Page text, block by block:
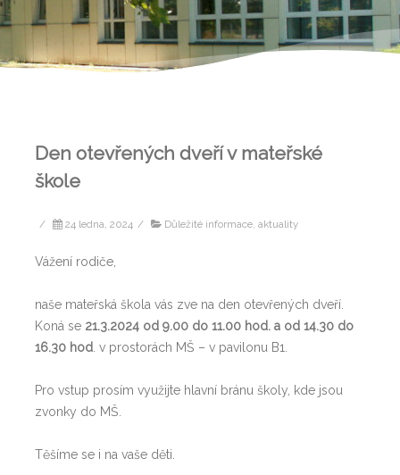
Den otevřených dveří v mateřské
škole
/ 24 ledna, 2024 / Důležité informace, aktuality
Vážení rodiče,
naše mateřská škola vás zve na den otevřených dveří.
Koná se 21.3.2024 od 9.00 do 11.00 hod. a od 14.30 do
16.30 hod . v prostorách MŠ – v pavilonu B1.
Pro vstup prosím využijte hlavní bránu školy, kde jsou
zvonky do MŠ.
Těšíme se i na vaše děti.